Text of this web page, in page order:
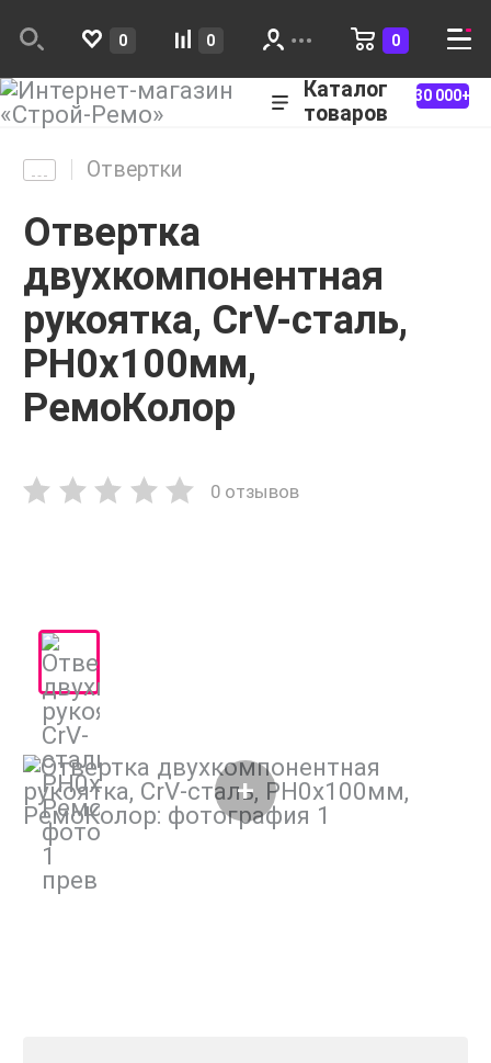
0 0 0
Каталог
товаров
30 000+
Отвертки
Отвертка
двухкомпонентная
рукоятка, CrV-сталь,
PH0х100мм,
РемоКолор
0 отзывов